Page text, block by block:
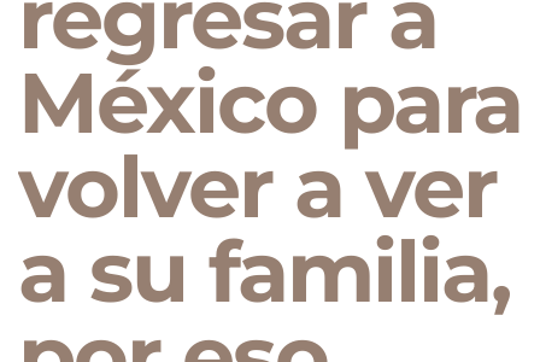
México para
volver a ver
a su familia,